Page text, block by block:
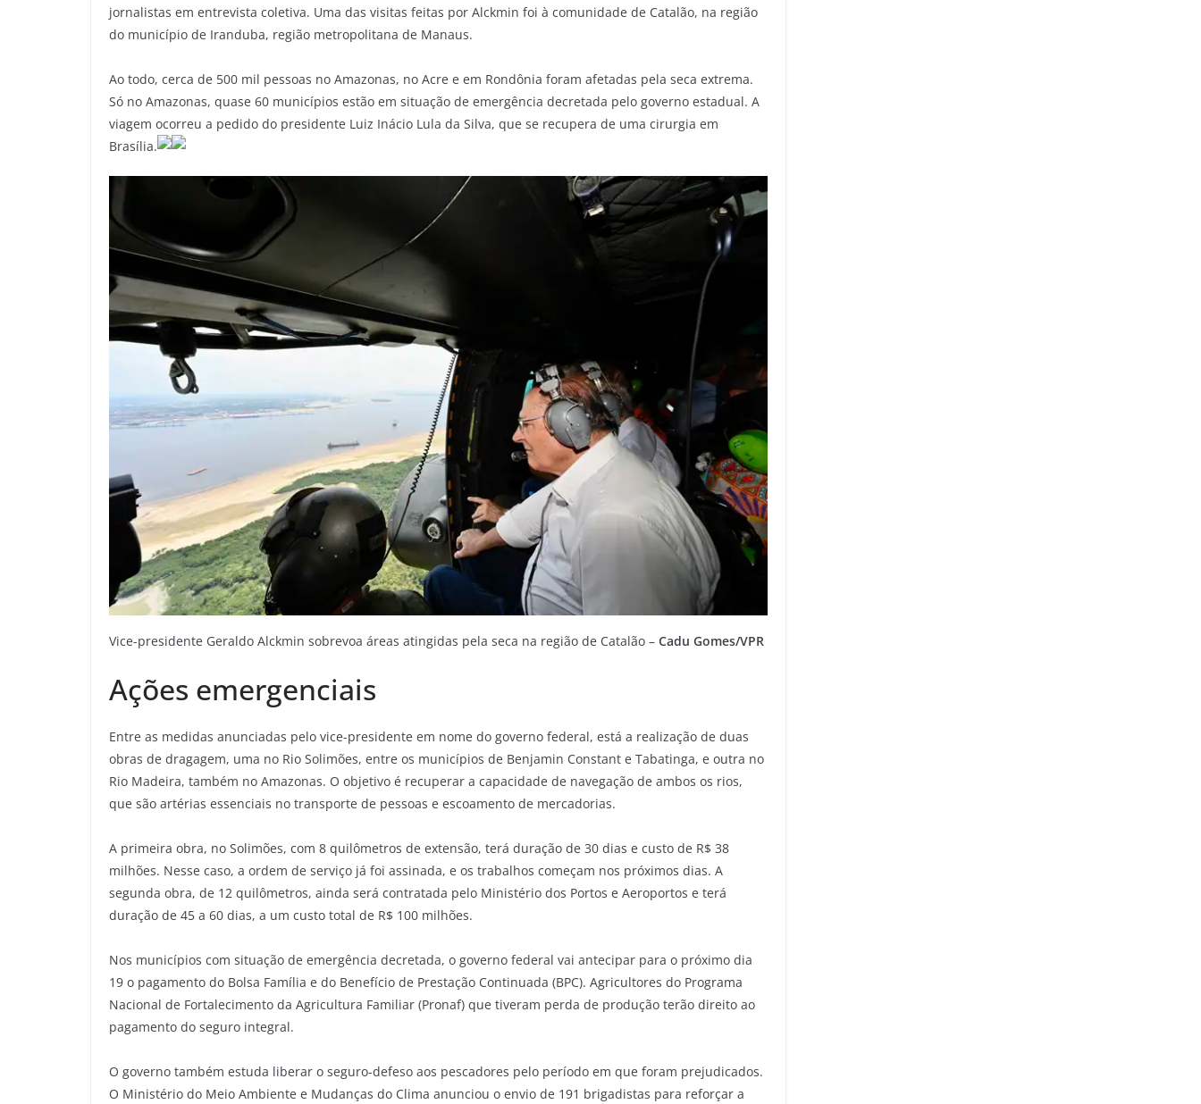
jornalistas em entrevista coletiva. Uma das visitas feitas por Alckmin foi à comunidade de Catalão, na região
do município de Iranduba, região metropolitana de Manaus.
Ao todo, cerca de 500 mil pessoas no Amazonas, no Acre e em Rondônia foram afetadas pela seca extrema.
Só no Amazonas, quase 60 municípios estão em situação de emergência decretada pelo governo estadual. A
viagem ocorreu a pedido do presidente Luiz Inácio Lula da Silva, que se recupera de uma cirurgia em
Brasília.
Vice-presidente Geraldo Alckmin sobrevoa áreas atingidas pela seca na região de Catalão – Cadu Gomes/VPR
Ações emergenciais
Entre as medidas anunciadas pelo vice-presidente em nome do governo federal, está a realização de duas
obras de dragagem, uma no Rio Solimões, entre os municípios de Benjamin Constant e Tabatinga, e outra no
Rio Madeira, também no Amazonas. O objetivo é recuperar a capacidade de navegação de ambos os rios,
que são artérias essenciais no transporte de pessoas e escoamento de mercadorias.
A primeira obra, no Solimões, com 8 quilômetros de extensão, terá duração de 30 dias e custo de R$ 38
milhões. Nesse caso, a ordem de serviço já foi assinada, e os trabalhos começam nos próximos dias. A
segunda obra, de 12 quilômetros, ainda será contratada pelo Ministério dos Portos e Aeroportos e terá
duração de 45 a 60 dias, a um custo total de R$ 100 milhões.
Nos municípios com situação de emergência decretada, o governo federal vai antecipar para o próximo dia
19 o pagamento do Bolsa Família e do Benefício de Prestação Continuada (BPC). Agricultores do Programa
Nacional de Fortalecimento da Agricultura Familiar (Pronaf) que tiveram perda de produção terão direito ao
pagamento do seguro integral.
O governo também estuda liberar o seguro-defeso aos pescadores pelo período em que foram prejudicados.
O Ministério do Meio Ambiente e Mudanças do Clima anunciou o envio de 191 brigadistas para reforçar a